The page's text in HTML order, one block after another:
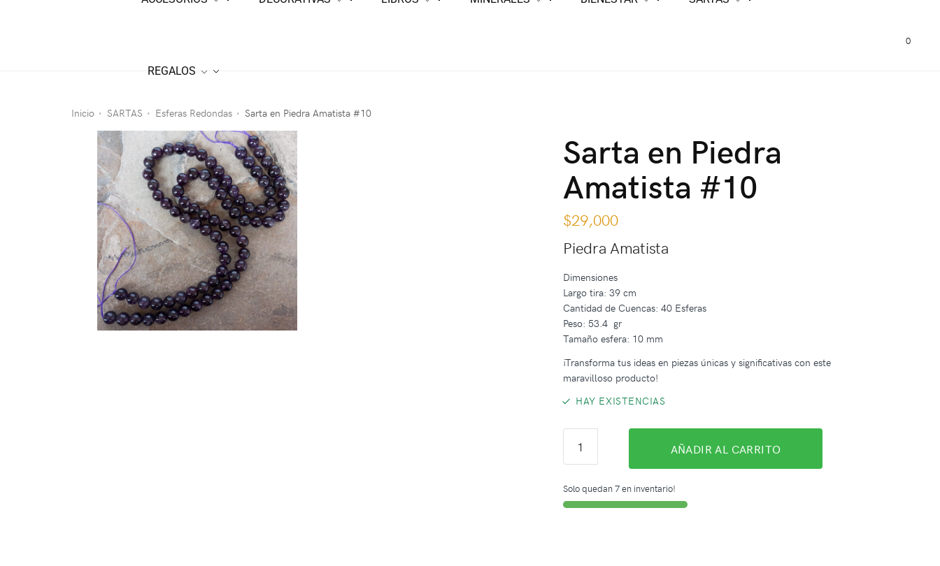
REGALOS
0
Inicio • SARTAS • Esferas Redondas • Sarta en Piedra Amatista #10
Sarta en Piedra
Amatista #10
$29,000
Piedra Amatista
Dimensiones
Largo tira: 39 cm
Cantidad de Cuencas: 40 Esferas
Peso: 53.4 gr
Tamaño esfera: 10 mm
¡Transforma tus ideas en piezas únicas y significativas con este
maravilloso producto!
HAY EXISTENCIAS
AÑADIR AL CARRITO
Solo quedan 7 en inventario!